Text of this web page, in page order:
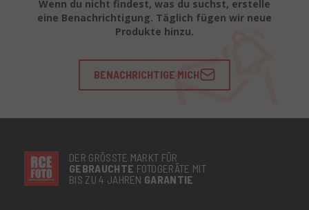
Wenn du nicht findest, was du suchst, erstelle
eine Benachrichtigung. Täglich fügen wir neue
Produkte hinzu.
BENACHRICHTIGE MICH
DER GRÖSSTE MARKT FÜR
GEBRAUCHTE FOTOGERÄTE MIT
BIS ZU 4 JAHREN GARANTIE